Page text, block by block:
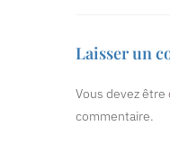
Laisser un
Vous devez être
commentaire.